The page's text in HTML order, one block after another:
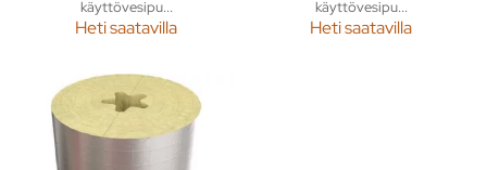
käyttövesipu...
Heti saatavilla
käyttövesipu...
Heti saatavilla